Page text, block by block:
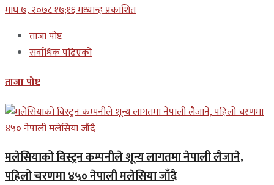
माघ ७, २०७८ १७;१६ मध्यान्ह प्रकाशित
ताजा पोष्ट
सर्वाधिक पढिएको
ताजा पोष्ट
मलेसियाको विस्ट्रन कम्पनीले शून्य लागतमा नेपाली लैजाने,
पहिलो चरणमा ४५० नेपाली मलेसिया जाँदै